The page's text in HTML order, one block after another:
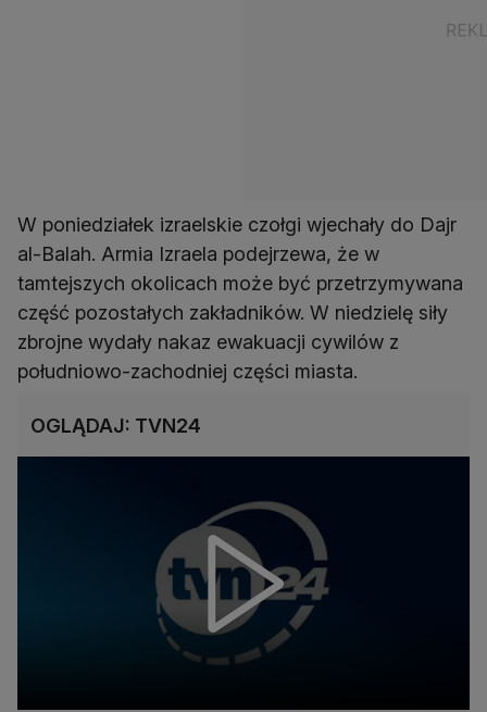
W poniedziałek izraelskie czołgi wjechały do Dajr
al-Balah. Armia Izraela podejrzewa, że w
tamtejszych okolicach może być przetrzymywana
część pozostałych zakładników. W niedzielę siły
zbrojne wydały nakaz ewakuacji cywilów z
południowo-zachodniej części miasta.
OGLĄDAJ: TVN24